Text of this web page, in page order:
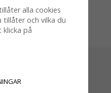
alla cookies
tillåter och vilka du
på